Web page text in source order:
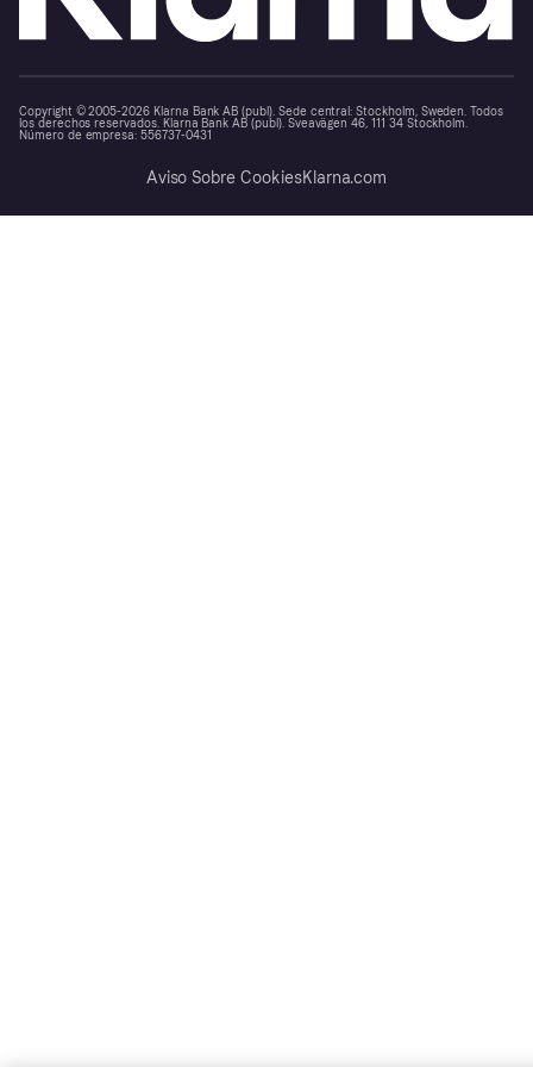
Copyright © 2005-2026 Klarna Bank AB (publ). Sede central: Stockholm, Sweden. Todos
los derechos reservados. Klarna Bank AB (publ). Sveavägen 46, 111 34 Stockholm.
Número de empresa: 556737-0431
Aviso Sobre CookiesKlarna.com